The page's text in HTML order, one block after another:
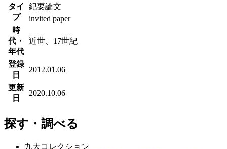
タイ
プ
紀要論文
invited paper
時
代・
年代
近世、17世紀
登録
日
2012.01.06
更新
日
2020.10.06
探す・調べる
九大コレクション